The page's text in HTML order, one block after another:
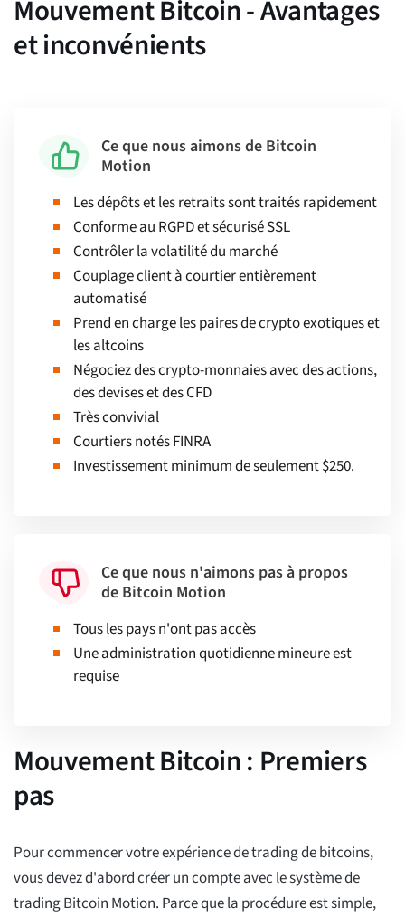
Mouvement Bitcoin - Avantages
et inconvénients
Ce que nous aimons de Bitcoin
Motion
Les dépôts et les retraits sont traités rapidement
Conforme au RGPD et sécurisé SSL
Contrôler la volatilité du marché
Couplage client à courtier entièrement
automatisé
Prend en charge les paires de crypto exotiques et
les altcoins
Négociez des crypto-monnaies avec des actions,
des devises et des CFD
Très convivial
Courtiers notés FINRA
Investissement minimum de seulement $250.
Ce que nous n'aimons pas à propos
de Bitcoin Motion
Tous les pays n'ont pas accès
Une administration quotidienne mineure est
requise
Mouvement Bitcoin : Premiers
pas
Pour commencer votre expérience de trading de bitcoins,
vous devez d'abord créer un compte avec le système de
trading Bitcoin Motion. Parce que la procédure est simple,